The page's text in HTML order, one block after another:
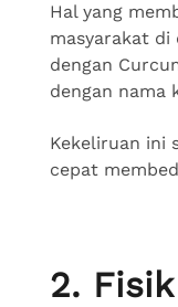
Hal yang
masyarakat
dengan
dengan nama
Kekeliruan ini
cepat
2. Fisik